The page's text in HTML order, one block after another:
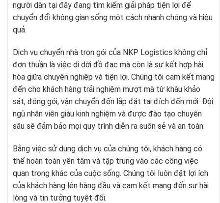
người dân tại đây đang tìm kiếm giải pháp tiện lợi để
chuyển đổi không gian sống một cách nhanh chóng và hiệu
quả.
Dịch vụ chuyển nhà trọn gói của NKP Logistics không chỉ
đơn thuần là việc di dời đồ đạc mà còn là sự kết hợp hài
hòa giữa chuyên nghiệp và tiện lợi. Chúng tôi cam kết mang
đến cho khách hàng trải nghiệm mượt mà từ khâu khảo
sát, đóng gói, vận chuyển đến lắp đặt tại đích đến mới. Đội
ngũ nhân viên giàu kinh nghiệm và được đào tạo chuyên
sâu sẽ đảm bảo mọi quy trình diễn ra suôn sẻ và an toàn.
Bằng việc sử dụng dịch vụ của chúng tôi, khách hàng có
thể hoàn toàn yên tâm và tập trung vào các công việc
quan trọng khác của cuộc sống. Chúng tôi luôn đặt lợi ích
của khách hàng lên hàng đầu và cam kết mang đến sự hài
lòng và tin tưởng tuyệt đối.